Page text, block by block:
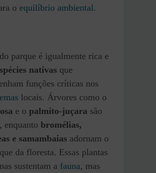
o equilíbrio ambiental.
do parque é igualmente rica e
nativas que
funções críticas nos
locais. Árvores como o
e o palmito-juçara são
enquanto bromélias,
e samambaias adornam o
da floresta. Essas plantas
sustentam a fauna, mas